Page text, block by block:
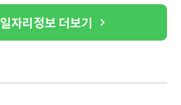
일자리정보 더보기